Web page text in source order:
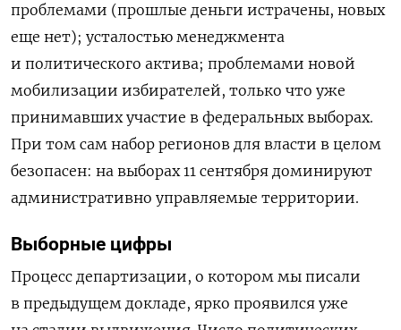
проблемами (прошлые деньги истрачены, новых
еще нет); усталостью менеджмента
и политического актива; проблемами новой
мобилизации избирателей, только что уже
принимавших участие в федеральных выборах.
При том сам набор регионов для власти в целом
безопасен: на выборах 11 сентября доминируют
административно управляемые территории.
Выборные цифры
Процесс департизации, о котором мы писали
в предыдущем докладе, ярко проявился уже